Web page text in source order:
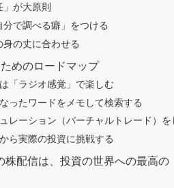
が大原則
分で調べる癖」をつける
身の丈に合わせる
めのロードマップ
「ラジオ感覚」で楽しむ
ったワードをメモして検索する
レーション（バーチャルトレード）を
ら実際の投資に挑戦する
株配信は、投資の世界への最高の